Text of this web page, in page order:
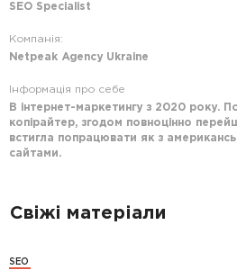
SEO Specialist
Компанія:
Netpeak Agency Ukraine
Інформація про себе
В інтернет-маркетингу з 2020 року.
копірайтер, згодом повноцінно
встигла попрацювати як з
сайтами.
Свіжі матеріали
SEO